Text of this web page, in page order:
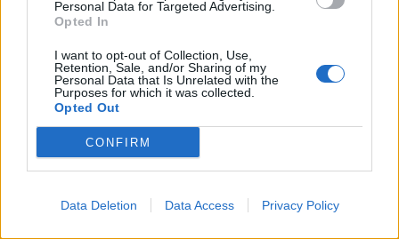
Personal Data for Targeted Advertising.
Opted In
I want to opt-out of Collection, Use,
Retention, Sale, and/or Sharing of my
Personal Data that Is Unrelated with the
Purposes for which it was collected.
Opted Out
CONFIRM
Data Deletion Data Access Privacy Policy